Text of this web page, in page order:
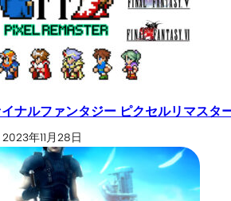
イナルファンタジー ピクセルリマス
2023年11月28日